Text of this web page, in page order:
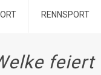
RENNSPORT